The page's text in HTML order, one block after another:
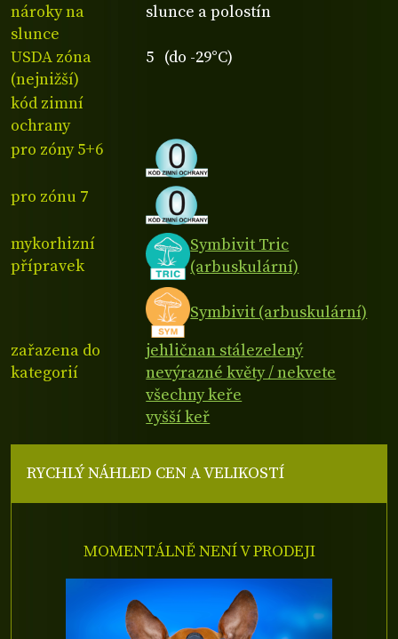
nároky na
slunce
slunce a polostín
USDA zóna
(nejnižší)
5 (do -29°C)
kód zimní
ochrany
pro zóny 5+6
pro zónu 7
mykorhizní
přípravek
Symbivit Tric
(arbuskulární)
Symbivit (arbuskulární)
zařazena do
kategorií
jehličnan stálezelený
nevýrazné květy / nekvete
všechny keře
vyšší keř
RYCHLÝ NÁHLED CEN A VELIKOSTÍ
MOMENTÁLNĚ NENÍ V PRODEJI